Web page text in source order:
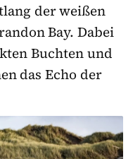
der weißen
Bay. Dabei
Buchten und
das Echo der